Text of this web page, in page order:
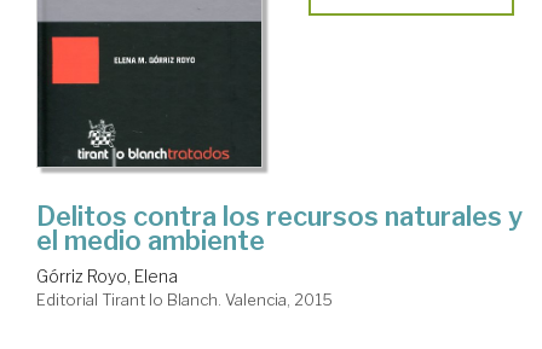
Delitos contra los recursos naturales y
el medio ambiente
Górriz Royo, Elena
Editorial Tirant lo Blanch. Valencia, 2015